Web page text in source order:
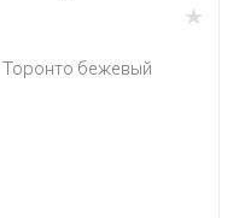
Торонто бежевый